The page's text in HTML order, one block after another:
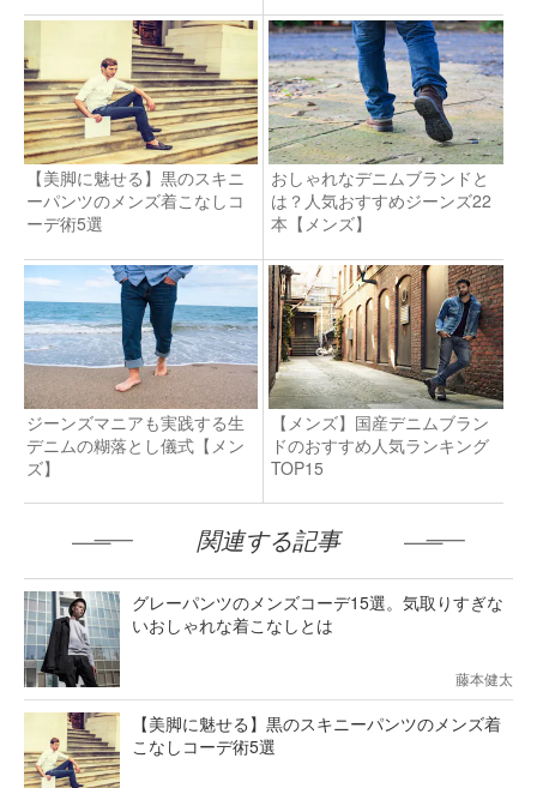
【美脚に魅せる】黒のスキニ
ーパンツのメンズ着こなしコ
ーデ術5選
おしゃれなデニムブランドと
は？人気おすすめジーンズ22
本【メンズ】
ジーンズマニアも実践する生
デニムの糊落とし儀式【メン
ズ】
【メンズ】国産デニムブラン
ドのおすすめ人気ランキング
TOP15
関連する記事
グレーパンツのメンズコーデ15選。気取りすぎな
いおしゃれな着こなしとは
藤本健太
【美脚に魅せる】黒のスキニーパンツのメンズ着
こなしコーデ術5選